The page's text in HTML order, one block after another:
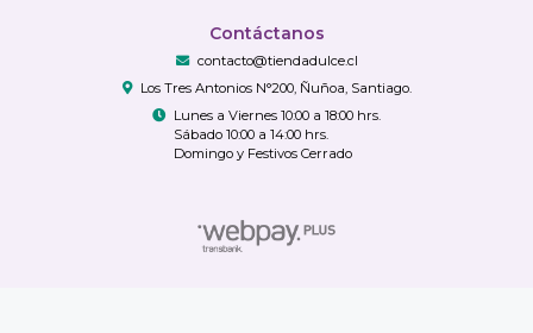
Contáctanos
contacto@tiendadulce.cl
Los Tres Antonios N°200, Ñuñoa, Santiago.
Lunes a Viernes 10:00 a 18:00 hrs.
Sábado 10:00 a 14:00 hrs.
Domingo y Festivos Cerrado